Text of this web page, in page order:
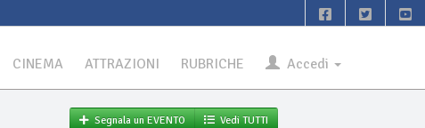
CINEMA ATTRAZIONI RUBRICHE Accedi
Segnala un EVENTO Vedi TUTTI